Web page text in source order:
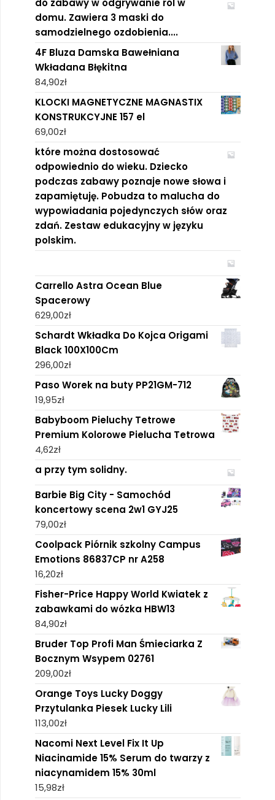
domu. Zawiera 3 maski do
samodzielnego ozdobienia....
4F Bluza Damska Bawełniana
Wkładana Błękitna
84,90zł
KLOCKI MAGNETYCZNE MAGNASTIX
KONSTRUKCYJNE 157 el
69,00zł
które można dostosować
odpowiednio do wieku. Dziecko
podczas zabawy poznaje nowe słowa i
zapamiętuję. Pobudza to malucha do
wypowiadania pojedynczych słów oraz
zdań. Zestaw edukacyjny w języku
polskim.
Carrello Astra Ocean Blue
Spacerowy
629,00zł
Schardt Wkładka Do Kojca Origami
Black 100X100Cm
296,00zł
Paso Worek na buty PP21GM-712
19,95zł
Babyboom Pieluchy Tetrowe
Premium Kolorowe Pielucha Tetrowa
4,62zł
a przy tym solidny.
Barbie Big City - Samochód
koncertowy scena 2w1 GYJ25
79,00zł
Coolpack Piórnik szkolny Campus
Emotions 86837CP nr A258
16,20zł
Fisher-Price Happy World Kwiatek z
zabawkami do wózka HBW13
84,90zł
Bruder Top Profi Man Śmieciarka Z
Bocznym Wsypem 02761
209,00zł
Orange Toys Lucky Doggy
Przytulanka Piesek Lucky Lili
113,00zł
Nacomi Next Level Fix It Up
Niacinamide 15% Serum do twarzy z
niacynamidem 15% 30ml
15,98zł